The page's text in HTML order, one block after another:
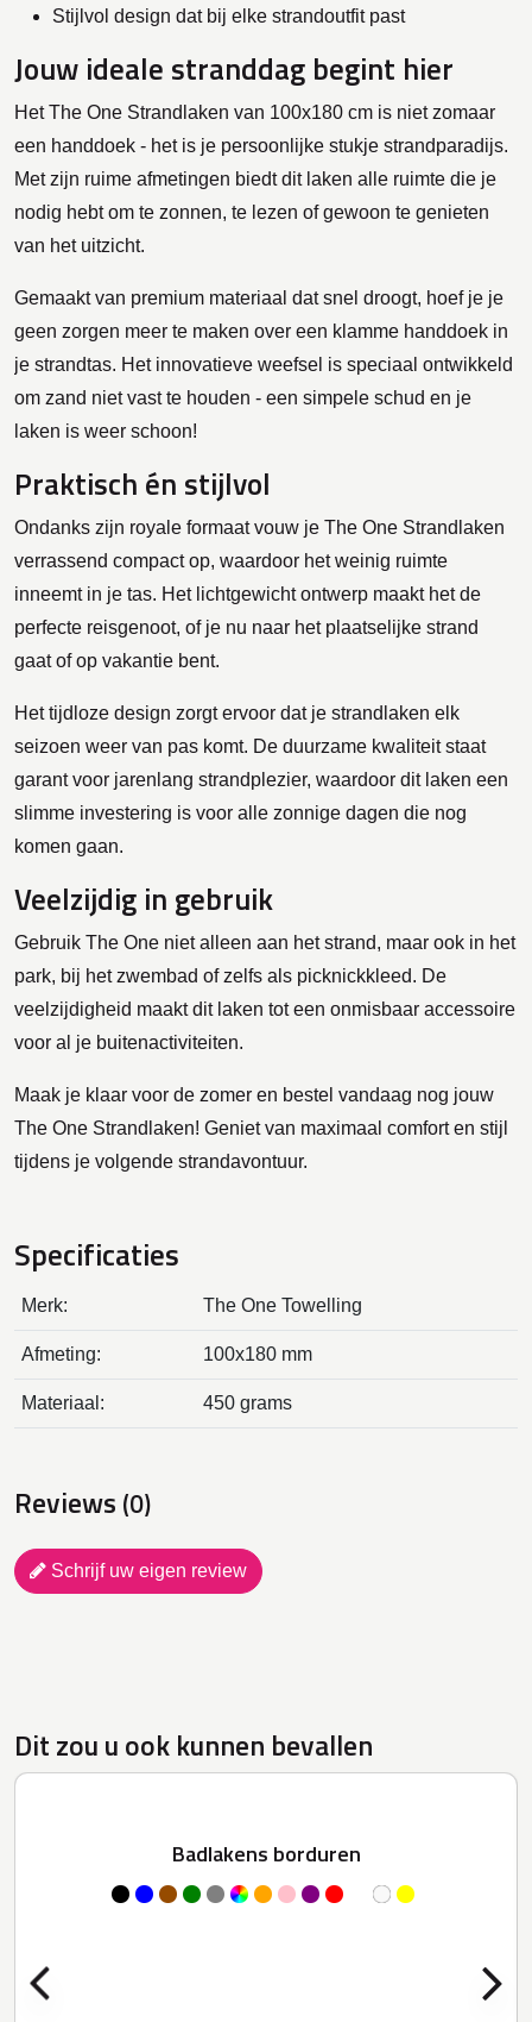
Stijlvol design dat bij elke strandoutfit past
Jouw ideale stranddag begint hier
Het The One Strandlaken van 100x180 cm is niet zomaar
een handdoek - het is je persoonlijke stukje strandparadijs.
Met zijn ruime afmetingen biedt dit laken alle ruimte die je
nodig hebt om te zonnen, te lezen of gewoon te genieten
van het uitzicht.
Gemaakt van premium materiaal dat snel droogt, hoef je je
geen zorgen meer te maken over een klamme handdoek in
je strandtas. Het innovatieve weefsel is speciaal ontwikkeld
om zand niet vast te houden - een simpele schud en je
laken is weer schoon!
Praktisch én stijlvol
Ondanks zijn royale formaat vouw je The One Strandlaken
verrassend compact op, waardoor het weinig ruimte
inneemt in je tas. Het lichtgewicht ontwerp maakt het de
perfecte reisgenoot, of je nu naar het plaatselijke strand
gaat of op vakantie bent.
Het tijdloze design zorgt ervoor dat je strandlaken elk
seizoen weer van pas komt. De duurzame kwaliteit staat
garant voor jarenlang strandplezier, waardoor dit laken een
slimme investering is voor alle zonnige dagen die nog
komen gaan.
Veelzijdig in gebruik
Gebruik The One niet alleen aan het strand, maar ook in het
park, bij het zwembad of zelfs als picknickkleed. De
veelzijdigheid maakt dit laken tot een onmisbaar accessoire
voor al je buitenactiviteiten.
Maak je klaar voor de zomer en bestel vandaag nog jouw
The One Strandlaken! Geniet van maximaal comfort en stijl
tijdens je volgende strandavontuur.
Specificaties
Merk: The One Towelling
Afmeting: 100x180 mm
Materiaal: 450 grams
Reviews (0)
Schrijf uw eigen review
Dit zou u ook kunnen bevallen
Badlakens borduren